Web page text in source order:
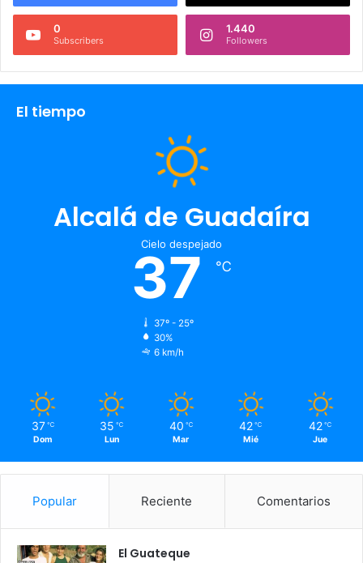
0
Subscribers
1.440
Followers
El tiempo
Alcalá de Guadaíra
Cielo despejado
37 ℃
37º - 25º
30%
6 km/h
37 ℃
Dom
35 ℃
Lun
40 ℃
Mar
42 ℃
Mié
42 ℃
Jue
Popular Reciente Comentarios
El Guateque